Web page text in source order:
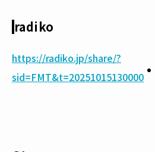
radiko
https://radiko.jp/share/?
sid=FMT&t=20251015130000